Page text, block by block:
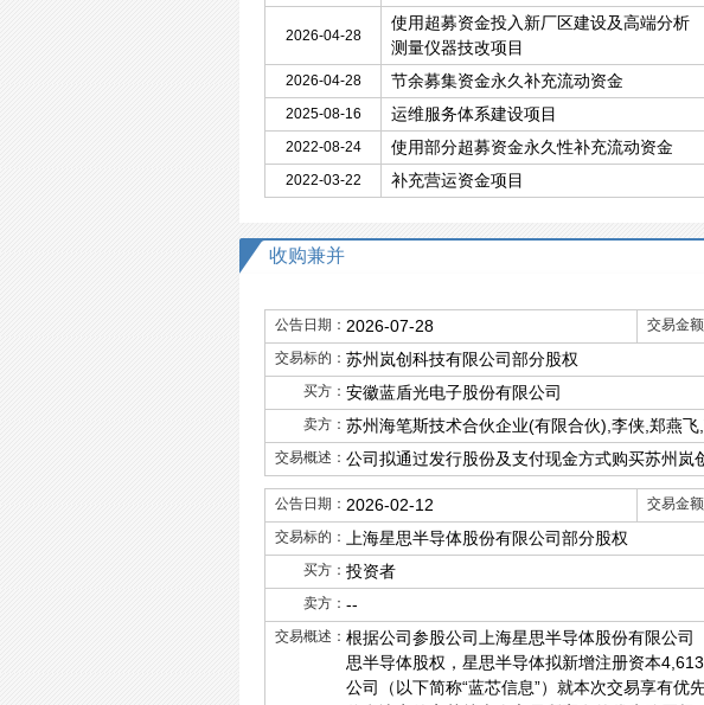
2026-04-28
使用超募资金投入新厂区建设及高端分析
测量仪器技改项目
2026-04-28 节余募集资金永久补充流动资金
2025-08-16 运维服务体系建设项目
2022-08-24 使用部分超募资金永久性补充流动资金
2022-03-22 补充营运资金项目
收购兼并
公告日期： 2026-07-28 交易金额
交易标的： 苏州岚创科技有限公司部分股权
买方： 安徽蓝盾光电子股份有限公司
卖方： 苏州海笔斯技术合伙企业(有限合伙),李侠,郑燕
交易概述： 公司拟通过发行股份及支付现金方式购买苏州岚
公告日期： 2026-02-12 交易金额
交易标的： 上海星思半导体股份有限公司部分股权
买方： 投资者
卖方： --
交易概述： 根据公司参股公司上海星思半导体股份有限公司
思半导体股权，星思半导体拟新增注册资本
公司（以下简称“蓝芯信息”）就本次交易享有